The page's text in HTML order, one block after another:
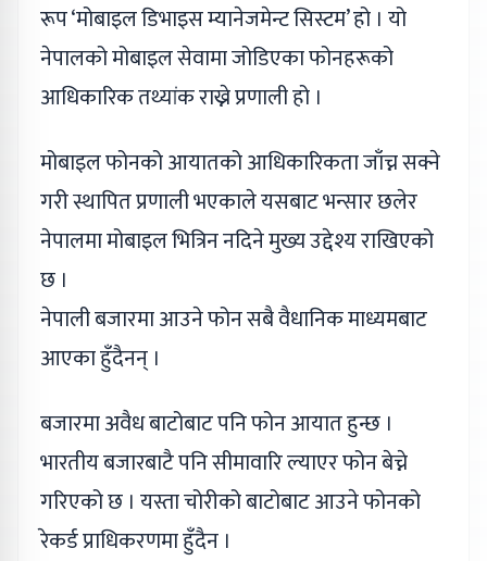
रूप ‘मोबाइल डिभाइस म्यानेजमेन्ट सिस्टम’ हो । यो
नेपालको मोबाइल सेवामा जोडिएका फोनहरूको
आधिकारिक तथ्यांक राख्ने प्रणाली हो ।
मोबाइल फोनको आयातको आधिकारिकता जाँच्न सक्ने
गरी स्थापित प्रणाली भएकाले यसबाट भन्सार छलेर
नेपालमा मोबाइल भित्रिन नदिने मुख्य उद्देश्य राखिएको
छ ।
नेपाली बजारमा आउने फोन सबै वैधानिक माध्यमबाट
आएका हुँदैनन् ।
बजारमा अवैध बाटोबाट पनि फोन आयात हुन्छ ।
भारतीय बजारबाटै पनि सीमावारि ल्याएर फोन बेच्ने
गरिएको छ । यस्ता चोरीको बाटोबाट आउने फोनको
रेकर्ड प्राधिकरणमा हुँदैन ।